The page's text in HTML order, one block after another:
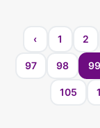
‹ 1 2
97 98 99
105